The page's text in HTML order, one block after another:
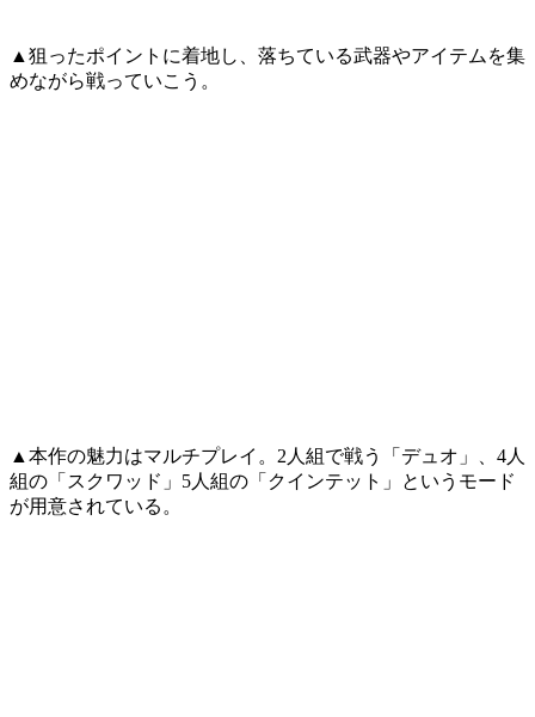
▲狙ったポイントに着地し、落ちている武器やアイテムを集
めながら戦っていこう。
▲本作の魅力はマルチプレイ。2人組で戦う「デュオ」、4人
組の「スクワッド」5人組の「クインテット」というモード
が用意されている。